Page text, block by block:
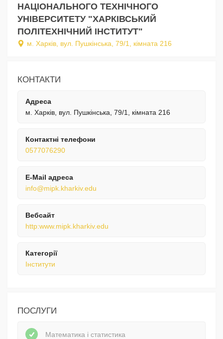
НАЦІОНАЛЬНОГО ТЕХНІЧНОГО
УНІВЕРСИТЕТУ "ХАРКІВСЬКИЙ
ПОЛІТЕХНІЧНИЙ ІНСТИТУТ"
м. Харків, вул. Пушкінська, 79/1, кімната 216
КОНТАКТИ
Адреса
м. Харків, вул. Пушкінська, 79/1, кімната 216
Контактні телефони
0577076290
E-Mail адреса
info@mipk.kharkiv.edu
Вебсайт
http:www.mipk.kharkiv.edu
Категорії
Інститути
ПОСЛУГИ
Математика і статистика